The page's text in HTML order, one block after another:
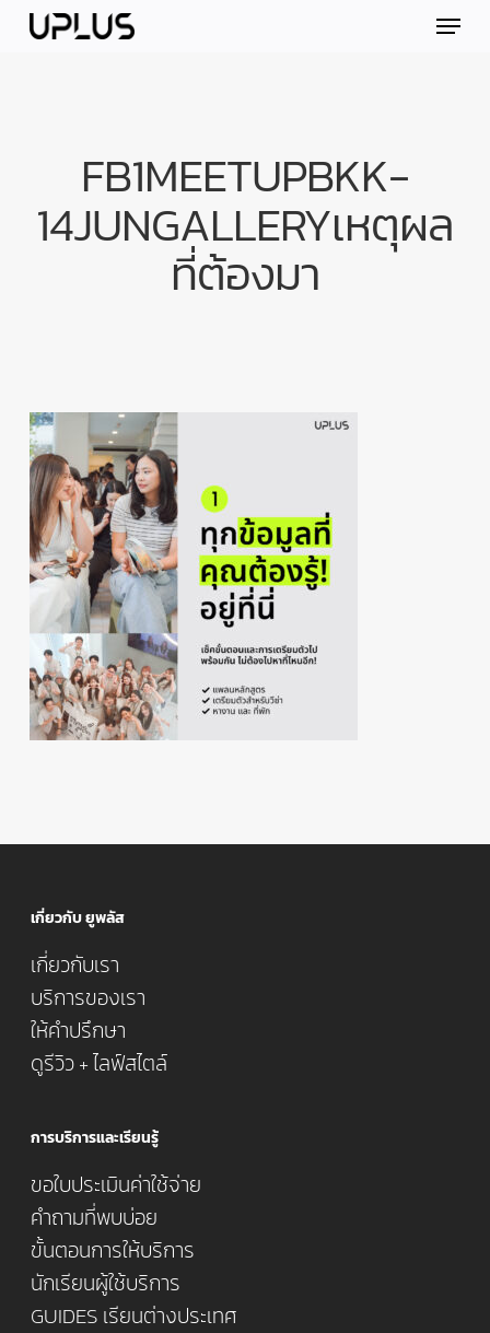
Skip Menu
FB1MEETUPBKK-
14JUNGALLERYเหตุผล
ที่ต้องมา
เกี่ยวกับ ยูพลัส
เกี่ยวกับเรา
บริการของเรา
ให้คำปรึกษา
ดูรีวิว + ไลฟ์สไตล์
การบริการและเรียนรู้
ขอใบประเมินค่าใช้จ่าย
คำถามที่พบบ่อย
ขั้นตอนการให้บริการ
นักเรียนผู้ใช้บริการ
GUIDES เรียนต่างประเทศ